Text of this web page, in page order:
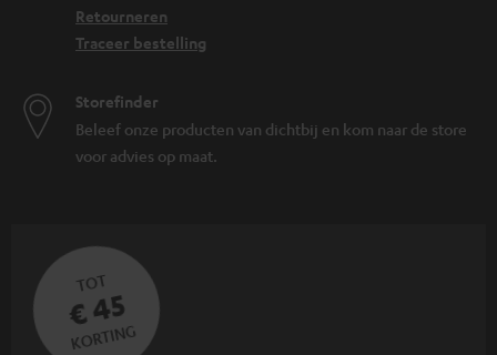
Retourneren
Traceer bestelling
Storefinder
Beleef onze producten van dichtbij en kom naar de store
voor advies op maat.
TOT
€ 45
KORTING